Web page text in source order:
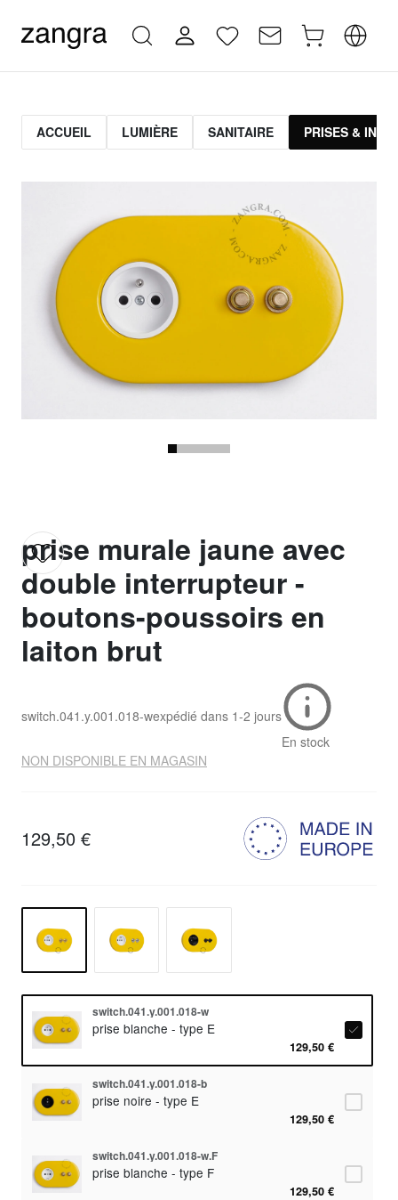
ACCUEIL LUMIÈRE SANITAIRE PRISES &
prise murale jaune avec
double interrupteur -
boutons-poussoirs en
laiton brut
switch.041.y.001.018-wexpédié dans 1-2 jours
En stock
NON DISPONIBLE EN MAGASIN
129,50 €
switch.041.y.001.018-w
prise blanche - type E
129,50 €
switch.041.y.001.018-b
prise noire - type E
129,50 €
switch.041.y.001.018-w.F
prise blanche - type F
129,50 €